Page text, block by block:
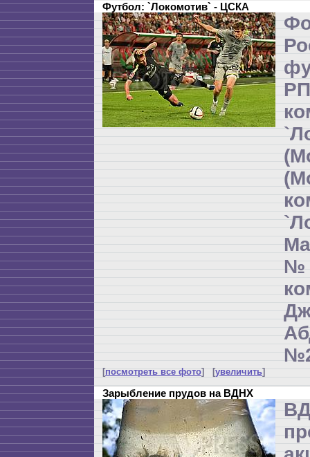
Футбол: `Локомотив` - ЦСКА
[посмотреть все фото] [увеличить]
Зарыбление прудов на ВДНХ